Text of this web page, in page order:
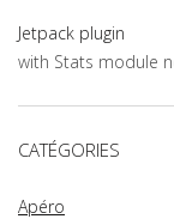
Jetpack plugin
with Stats module
CATÉGORIES
Apéro